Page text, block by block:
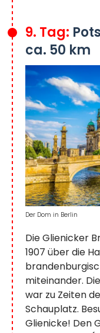
9. Tag:
ca. 50 km
Die Glienicker
1907 über die
miteinander.
war zu Zeiten
Schauplatz.
Glienicke! Den
Der Dom in Berlin